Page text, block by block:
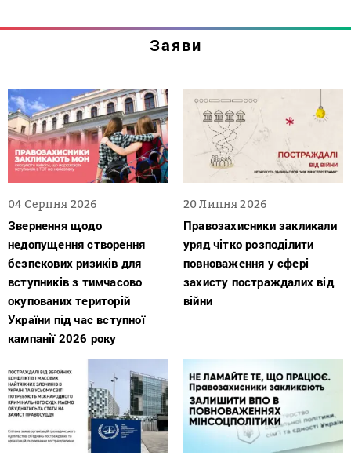
Заяви
04 Серпня 2026
Звернення щодо
недопущення створення
безпекових ризиків для
вступників з тимчасово
окупованих територій
України під час вступної
кампанії 2026 року
20 Липня 2026
Правозахисники закликали
уряд чітко розподілити
повноваження у сфері
захисту постраждалих від
війни